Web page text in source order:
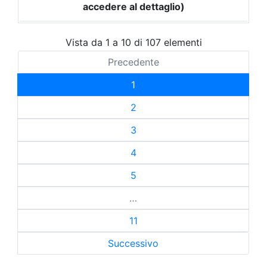
accedere al dettaglio)
Vista da 1 a 10 di 107 elementi
Precedente
1
2
3
4
5
…
11
Successivo